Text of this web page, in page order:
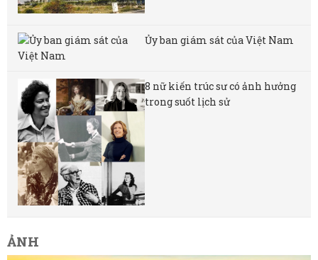
Ủy ban giám sát của Việt Nam
8 nữ kiến ​​trúc sư có ảnh hưởng
trong suốt lịch sử
ẢNH